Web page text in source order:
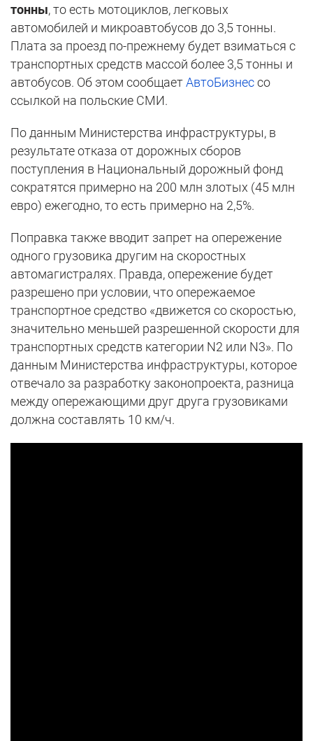
тонны, то есть мотоциклов, легковых
автомобилей и микроавтобусов до 3,5 тонны.
Плата за проезд по-прежнему будет взиматься с
транспортных средств массой более 3,5 тонны и
автобусов. Об этом сообщаетАвтоБизнессо
ссылкой на польские СМИ.
По данным Министерства инфраструктуры, в
результате отказа от дорожных сборов
поступления в Национальный дорожный фонд
сократятся примерно на 200 млн злотых (45 млн
евро) ежегодно, то есть примерно на 2,5%.
Поправка также вводит запрет на опережение
одного грузовика другим на скоростных
автомагистралях. Правда, опережение будет
разрешено при условии, что опережаемое
транспортное средство «движется со скоростью,
значительно меньшей разрешенной скорости для
транспортных средств категории N2 или N3». По
данным Министерства инфраструктуры, которое
отвечало за разработку законопроекта, разница
между опережающими друг друга грузовиками
должна составлять 10 км/ч.